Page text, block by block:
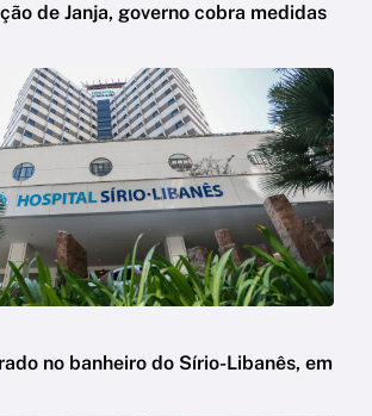
de Janja, governo cobra medidas
no banheiro do Sírio-Libanês, em